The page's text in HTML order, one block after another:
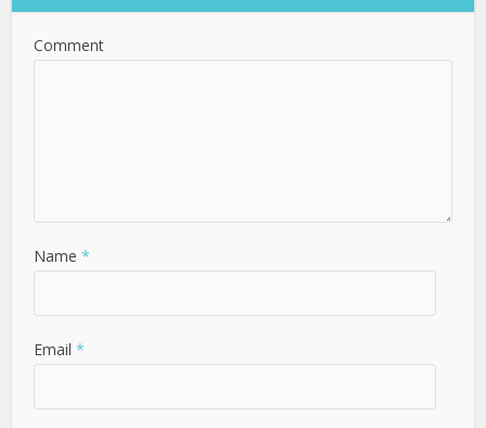
Comment
Name *
Email *